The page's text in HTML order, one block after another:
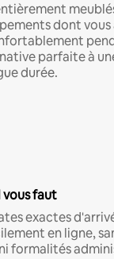
dont
parfaite à
durée.
faut
exactes
en ligne,
formalités